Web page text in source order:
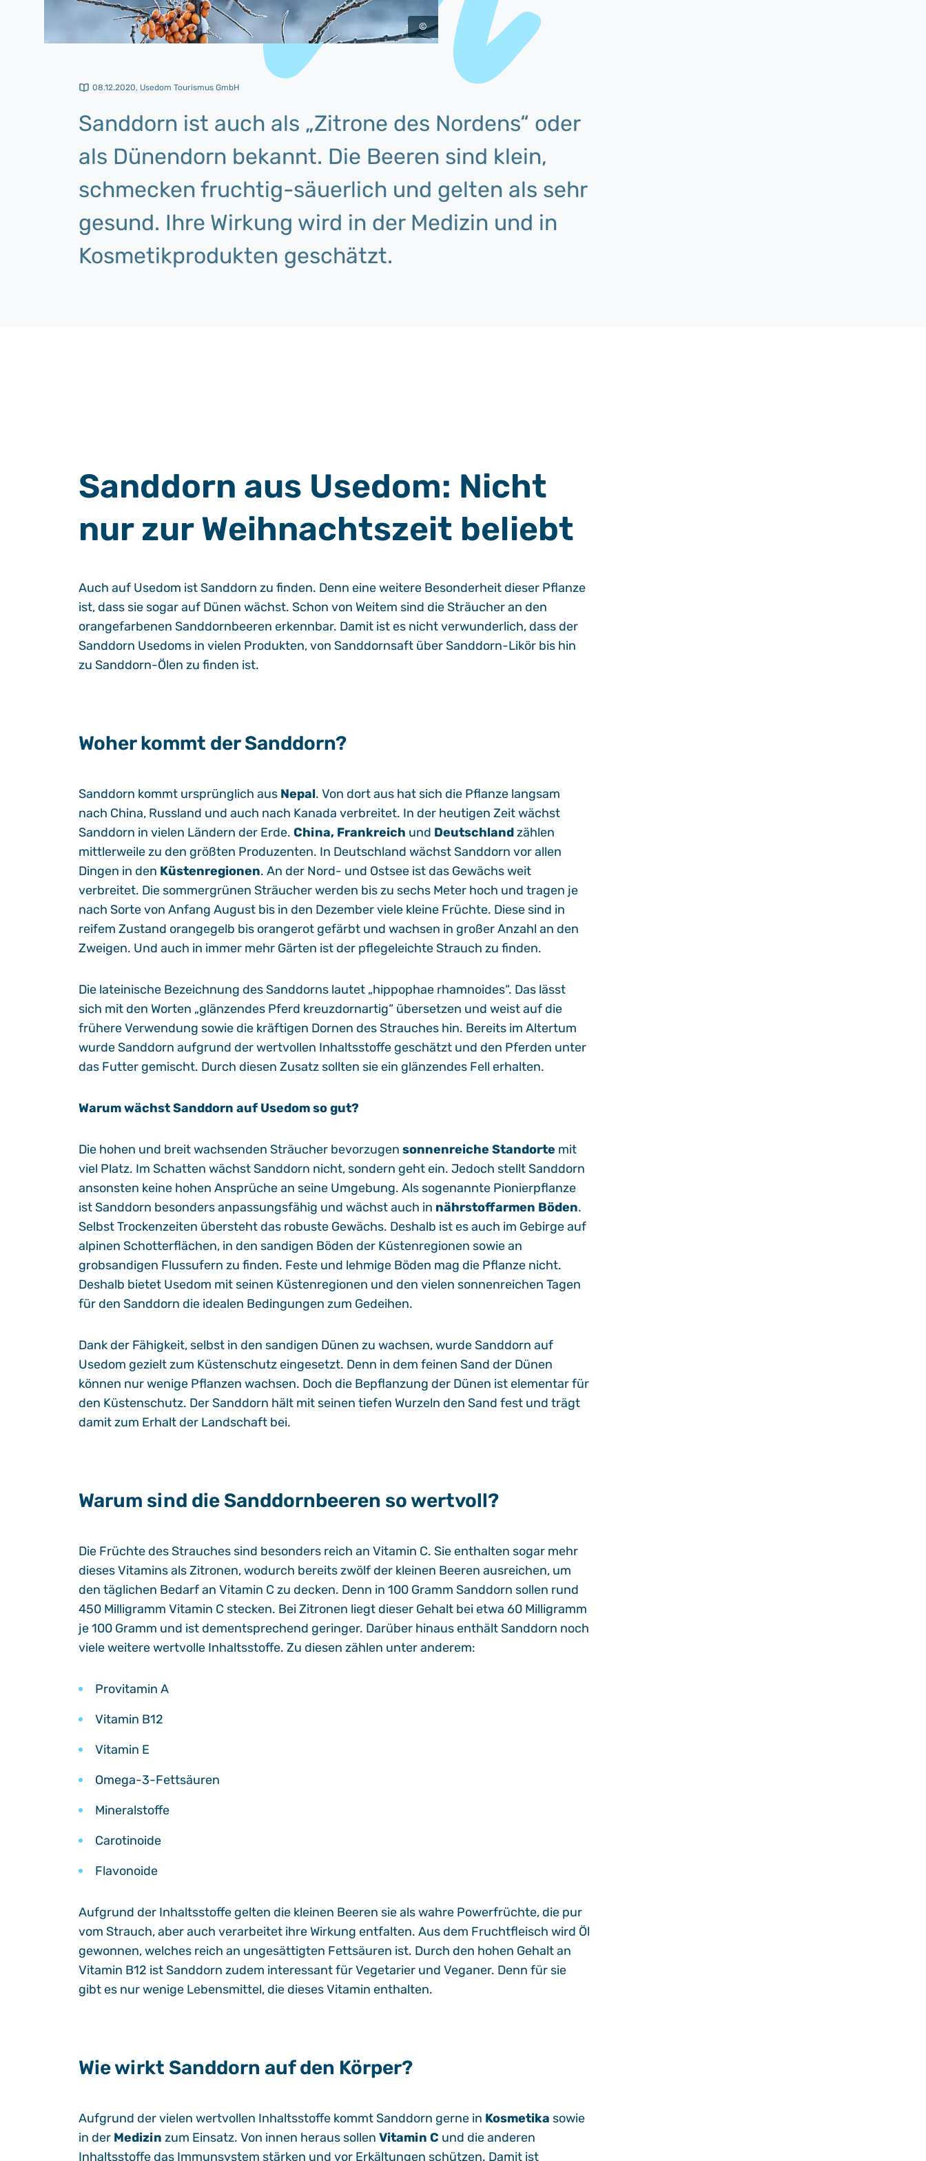
©
08.12.2020, Usedom Tourismus GmbH
Sanddorn ist auch als „Zitrone des Nordens“ oder
als Dünendorn bekannt. Die Beeren sind klein,
schmecken fruchtig-säuerlich und gelten als sehr
gesund. Ihre Wirkung wird in der Medizin und in
Kosmetikprodukten geschätzt.
Sanddorn aus Usedom: Nicht
nur zur Weihnachtszeit beliebt
Auch auf Usedom ist Sanddorn zu finden. Denn eine weitere Besonderheit dieser Pflanze
ist, dass sie sogar auf Dünen wächst. Schon von Weitem sind die Sträucher an den
orangefarbenen Sanddornbeeren erkennbar. Damit ist es nicht verwunderlich, dass der
Sanddorn Usedoms in vielen Produkten, von Sanddornsaft über Sanddorn-Likör bis hin
zu Sanddorn-Ölen zu finden ist.
Woher kommt der Sanddorn?
Sanddorn kommt ursprünglich aus Nepal. Von dort aus hat sich die Pflanze langsam
nach China, Russland und auch nach Kanada verbreitet. In der heutigen Zeit wächst
Sanddorn in vielen Ländern der Erde. China, Frankreich und Deutschlandzählen
mittlerweile zu den größten Produzenten. In Deutschland wächst Sanddorn vor allen
Dingen in den Küstenregionen. An der Nord- und Ostsee ist das Gewächs weit
verbreitet. Die sommergrünen Sträucher werden bis zu sechs Meter hoch und tragen je
nach Sorte von Anfang August bis in den Dezember viele kleine Früchte. Diese sind in
reifem Zustand orangegelb bis orangerot gefärbt und wachsen in großer Anzahl an den
Zweigen. Und auch in immer mehr Gärten ist der pflegeleichte Strauch zu finden.
Die lateinische Bezeichnung des Sanddorns lautet „hippophae rhamnoides“. Das lässt
sich mit den Worten „glänzendes Pferd kreuzdornartig“ übersetzen und weist auf die
frühere Verwendung sowie die kräftigen Dornen des Strauches hin. Bereits im Altertum
wurde Sanddorn aufgrund der wertvollen Inhaltsstoffe geschätzt und den Pferden unter
das Futter gemischt. Durch diesen Zusatz sollten sie ein glänzendes Fell erhalten.
Warum wächst Sanddorn auf Usedom so gut?
Die hohen und breit wachsenden Sträucher bevorzugen sonnenreiche Standorte mit
viel Platz. Im Schatten wächst Sanddorn nicht, sondern geht ein. Jedoch stellt Sanddorn
ansonsten keine hohen Ansprüche an seine Umgebung. Als sogenannte Pionierpflanze
ist Sanddorn besonders anpassungsfähig und wächst auch in nährstoffarmen Böden.
Selbst Trockenzeiten übersteht das robuste Gewächs. Deshalb ist es auch im Gebirge auf
alpinen Schotterflächen, in den sandigen Böden der Küstenregionen sowie an
grobsandigen Flussufern zu finden. Feste und lehmige Böden mag die Pflanze nicht.
Deshalb bietet Usedom mit seinen Küstenregionen und den vielen sonnenreichen Tagen
für den Sanddorn die idealen Bedingungen zum Gedeihen.
Dank der Fähigkeit, selbst in den sandigen Dünen zu wachsen, wurde Sanddorn auf
Usedom gezielt zum Küstenschutz eingesetzt. Denn in dem feinen Sand der Dünen
können nur wenige Pflanzen wachsen. Doch die Bepflanzung der Dünen ist elementar für
den Küstenschutz. Der Sanddorn hält mit seinen tiefen Wurzeln den Sand fest und trägt
damit zum Erhalt der Landschaft bei.
Warum sind die Sanddornbeeren so wertvoll?
Die Früchte des Strauches sind besonders reich an Vitamin C. Sie enthalten sogar mehr
dieses Vitamins als Zitronen, wodurch bereits zwölf der kleinen Beeren ausreichen, um
den täglichen Bedarf an Vitamin C zu decken. Denn in 100 Gramm Sanddorn sollen rund
450 Milligramm Vitamin C stecken. Bei Zitronen liegt dieser Gehalt bei etwa 60 Milligramm
je 100 Gramm und ist dementsprechend geringer. Darüber hinaus enthält Sanddorn noch
viele weitere wertvolle Inhaltsstoffe. Zu diesen zählen unter anderem:
Provitamin A
Vitamin B12
Vitamin E
Omega-3-Fettsäuren
Mineralstoffe
Carotinoide
Flavonoide
Aufgrund der Inhaltsstoffe gelten die kleinen Beeren sie als wahre Powerfrüchte, die pur
vom Strauch, aber auch verarbeitet ihre Wirkung entfalten. Aus dem Fruchtfleisch wird Öl
gewonnen, welches reich an ungesättigten Fettsäuren ist. Durch den hohen Gehalt an
Vitamin B12 ist Sanddorn zudem interessant für Vegetarier und Veganer. Denn für sie
gibt es nur wenige Lebensmittel, die dieses Vitamin enthalten.
Wie wirkt Sanddorn auf den Körper?
Aufgrund der vielen wertvollen Inhaltsstoffe kommt Sanddorn gerne in Kosmetika sowie
in der Medizin zum Einsatz. Von innen heraus sollen Vitamin C und die anderen
Inhaltsstoffe das Immunsystem stärken und vor Erkältungen schützen. Damit ist